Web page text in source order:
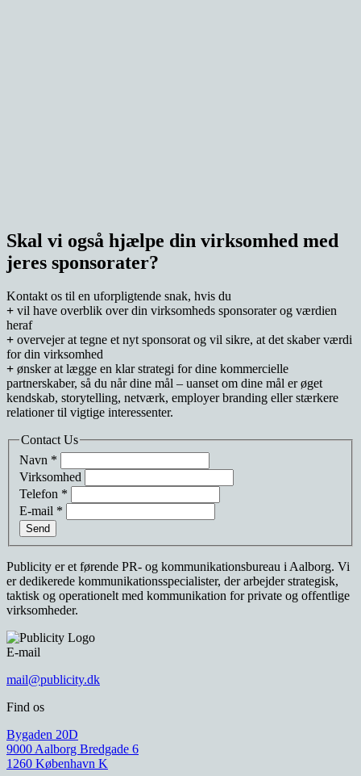
Skal vi også hjælpe din virksomhed med
jeres sponsorater?
Kontakt os til en uforpligtende snak, hvis du
+ vil have overblik over din virksomheds sponsorater og værdien
heraf
+ overvejer at tegne et nyt sponsorat og vil sikre, at det skaber værdi
for din virksomhed
+ ønsker at lægge en klar strategi for dine kommercielle
partnerskaber, så du når dine mål – uanset om dine mål er øget
kendskab, storytelling, netværk, employer branding eller stærkere
relationer til vigtige interessenter.
Contact Us
Navn *
Virksomhed
Telefon *
E-mail *
Send
Publicity er et førende PR- og kommunikationsbureau i Aalborg. Vi
er dedikerede kommunikationsspecialister, der arbejder strategisk,
taktisk og operationelt med kommunikation for private og offentlige
virksomheder.
E-mail
mail@publicity.dk
Find os
Bygaden 20D
9000 Aalborg Bredgade 6
1260 København K